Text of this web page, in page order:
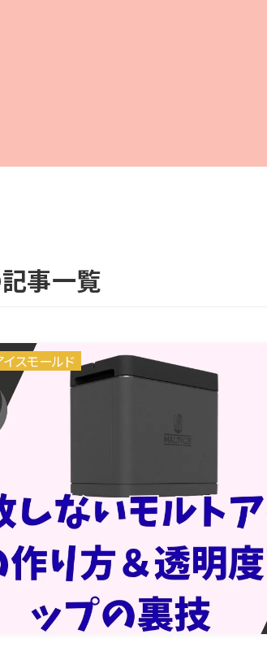
記事一覧
イスモールド